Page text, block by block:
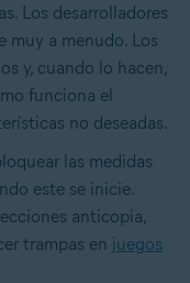
Los desarrolladores
muy a menudo. Los
y, cuando lo hacen,
funciona el
no deseadas.
las medidas
este se inicie.
anticopia,
trampas en juegos